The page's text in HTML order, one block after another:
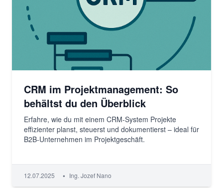
CRM im Projektmanagement: So
behältst du den Überblick
Erfahre, wie du mit einem CRM-System Projekte
effizienter planst, steuerst und dokumentierst – ideal für
B2B-Unternehmen im Projektgeschäft.
12.07.2025 • Ing. Jozef Nano